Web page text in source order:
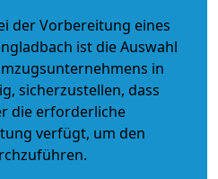
der Vorbereitung eines
ist die Auswahl
in
sicherzustellen, dass
die erforderliche
verfügt, um den